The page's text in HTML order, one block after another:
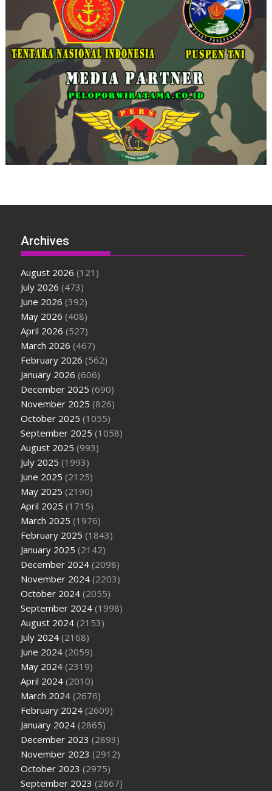
Archives
August 2026 (121)
July 2026 (473)
June 2026 (392)
May 2026 (408)
April 2026 (527)
March 2026 (467)
February 2026 (562)
January 2026 (606)
December 2025 (690)
November 2025 (826)
October 2025 (1055)
September 2025 (1058)
August 2025 (993)
July 2025 (1993)
June 2025 (2125)
May 2025 (2190)
April 2025 (1715)
March 2025 (1976)
February 2025 (1843)
January 2025 (2142)
December 2024 (2098)
November 2024 (2203)
October 2024 (2055)
September 2024 (1998)
August 2024 (2153)
July 2024 (2168)
June 2024 (2059)
May 2024 (2319)
April 2024 (2010)
March 2024 (2676)
February 2024 (2609)
January 2024 (2865)
December 2023 (2893)
November 2023 (2912)
October 2023 (2975)
September 2023 (2867)